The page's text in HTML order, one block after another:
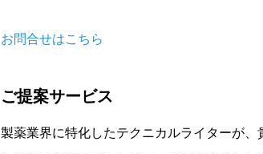
お問合せはこちら
ご提案サービス
製薬業界に特化したテクニカルライターが